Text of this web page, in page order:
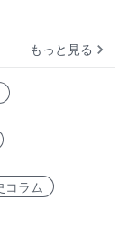
もっと見る
コラム